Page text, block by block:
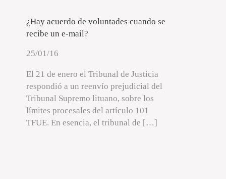
¿Hay acuerdo de voluntades cuando se
recibe un e-mail?
25/01/16
El 21 de enero el Tribunal de Justicia
respondió a un reenvío prejudicial del
Tribunal Supremo lituano, sobre los
límites procesales del artículo 101
TFUE. En esencia, el tribunal de […]